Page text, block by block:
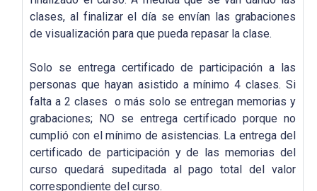
clases, al finalizar el día se envían las grabaciones
de visualización para que pueda repasar la clase.
Solo se entrega certificado de participación a las
personas que hayan asistido a mínimo 4 clases. Si
falta a 2 clases o más solo se entregan memorias y
grabaciones; NO se entrega certificado porque no
cumplió con el mínimo de asistencias. La entrega del
certificado de participación y de las memorias del
curso quedará supeditada al pago total del valor
correspondiente del curso.